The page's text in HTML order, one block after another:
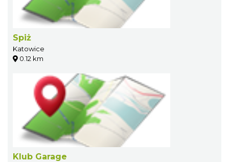
Spiż
Katowice
0.12 km
Klub Garage